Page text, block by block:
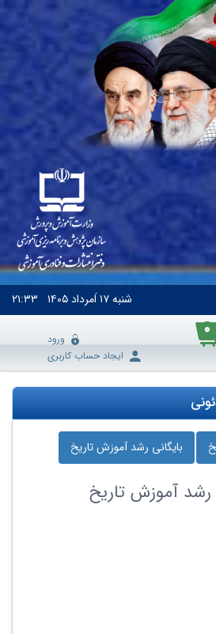
شنبه۱۷ اَمرداد ۱۴۰۵ ۲۱:۳۳
۰
ورود
ایجاد حساب کاربری
بایگانی رشد آموزش تاریخ
رشد آموزش تاریخ